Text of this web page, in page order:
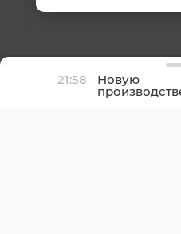
21:58 Новую
площадку